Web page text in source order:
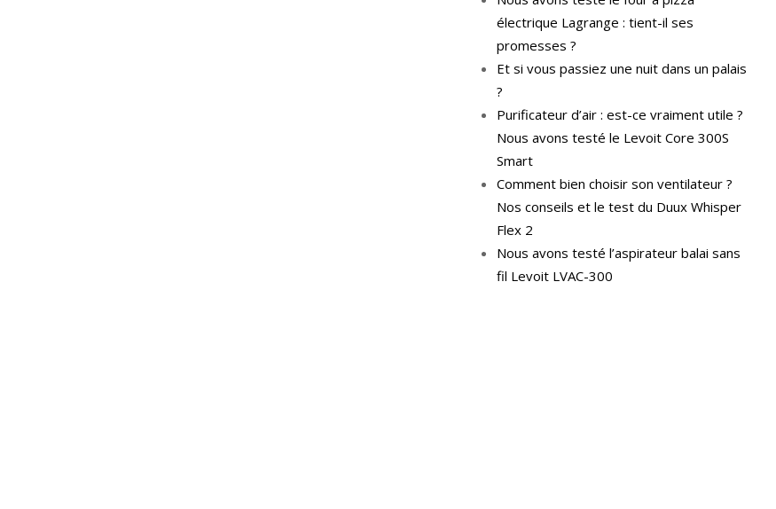
électrique Lagrange : tient-il ses
promesses ?
Et si vous passiez une nuit dans un palais
?
Purificateur d’air : est-ce vraiment utile ?
Nous avons testé le Levoit Core 300S
Smart
Comment bien choisir son ventilateur ?
Nos conseils et le test du Duux Whisper
Flex 2
Nous avons testé l’aspirateur balai sans
fil Levoit LVAC-300